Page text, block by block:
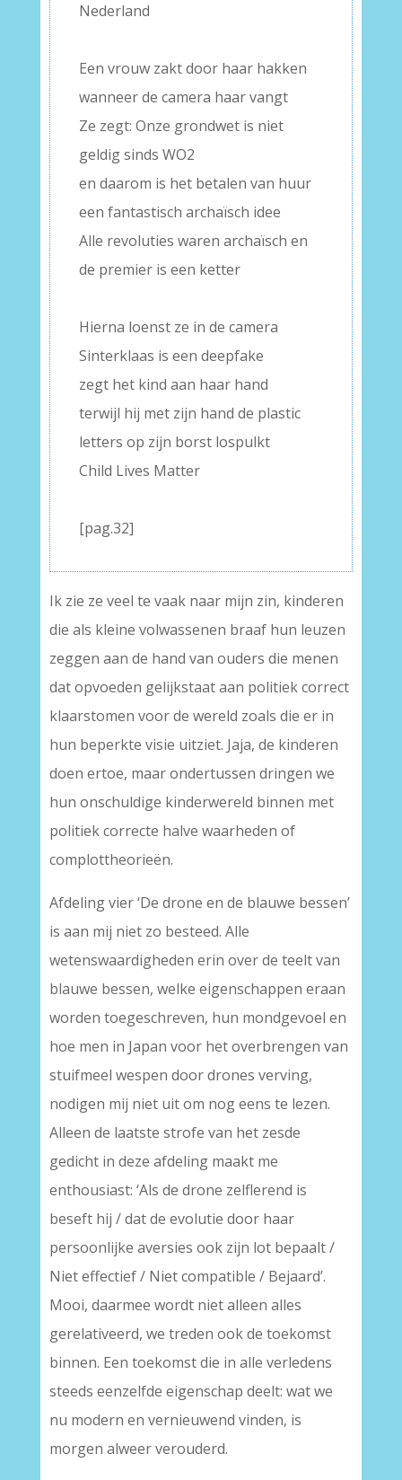
Nederland
Een vrouw zakt door haar hakken
wanneer de camera haar vangt
Ze zegt: Onze grondwet is niet
geldig sinds WO2
en daarom is het betalen van huur
een fantastisch archaïsch idee
Alle revoluties waren archaïsch en
de premier is een ketter
Hierna loenst ze in de camera
Sinterklaas is een deepfake
zegt het kind aan haar hand
terwijl hij met zijn hand de plastic
letters op zijn borst lospulkt
Child Lives Matter
[pag.32]
Ik zie ze veel te vaak naar mijn zin, kinderen
die als kleine volwassenen braaf hun leuzen
zeggen aan de hand van ouders die menen
dat opvoeden gelijkstaat aan politiek correct
klaarstomen voor de wereld zoals die er in
hun beperkte visie uitziet. Jaja, de kinderen
doen ertoe, maar ondertussen dringen we
hun onschuldige kinderwereld binnen met
politiek correcte halve waarheden of
complottheorieën.
Afdeling vier ‘De drone en de blauwe bessen’
is aan mij niet zo besteed. Alle
wetenswaardigheden erin over de teelt van
blauwe bessen, welke eigenschappen eraan
worden toegeschreven, hun mondgevoel en
hoe men in Japan voor het overbrengen van
stuifmeel wespen door drones verving,
nodigen mij niet uit om nog eens te lezen.
Alleen de laatste strofe van het zesde
gedicht in deze afdeling maakt me
enthousiast: ‘Als de drone zelflerend is
beseft hij / dat de evolutie door haar
persoonlijke aversies ook zijn lot bepaalt /
Niet effectief / Niet compatible / Bejaard’.
Mooi, daarmee wordt niet alleen alles
gerelativeerd, we treden ook de toekomst
binnen. Een toekomst die in alle verledens
steeds eenzelfde eigenschap deelt: wat we
nu modern en vernieuwend vinden, is
morgen alweer verouderd.